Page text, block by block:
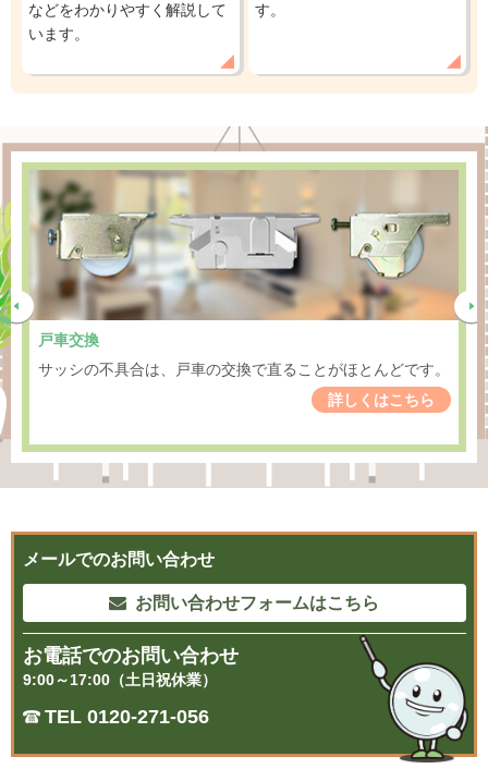
などをわかりやすく解説して
います。
す。
戸車交換
サッシの不具合は、戸車の交換で直ることがほとんどです。
詳しくはこちら
メールでのお問い合わせ
お問い合わせフォームはこちら
お電話でのお問い合わせ
9:00～17:00（土日祝休業）
TEL 0120-271-056